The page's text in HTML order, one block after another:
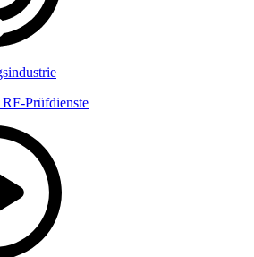
Prüfdienste